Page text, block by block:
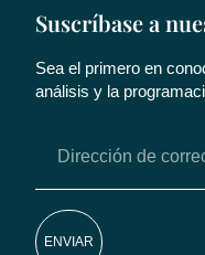
Suscríbase a
Sea el primero en
análisis y la
ENVIAR